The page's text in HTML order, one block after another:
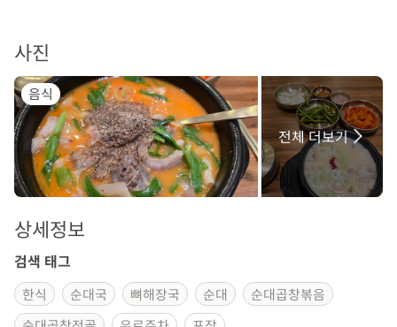
사진
음식
전체 더보기
상세정보
검색 태그
한식 순대국 뼈해장국 순대
순대곱창볶음